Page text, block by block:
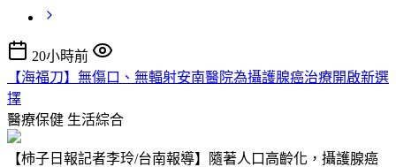
20小時前
【海福刀】無傷口、無輻射安南醫院為攝護腺癌治療開啟新選
擇
醫療保健 生活綜合
【柿子日報記者李玲/台南報導】隨著人口高齡化，攝護腺癌